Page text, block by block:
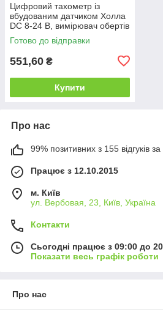
Цифровий тахометр із
вбудованим датчиком Холла
DC 8-24 В, вимірювач обертів
двигуна
Готово до відправки
551,60 ₴
Купити
Про нас
99% позитивних з 155 відгуків за
Працює з 12.10.2015
м. Київ
ул. Вербовая, 23, Київ, Україна
Контакти
Сьогодні працює з 09:00 до
Показати весь графік роботи
Про нас